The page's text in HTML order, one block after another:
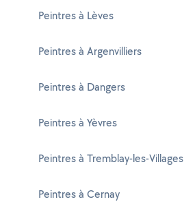
Peintres à Lèves
Peintres à Argenvilliers
Peintres à Dangers
Peintres à Yèvres
Peintres à Tremblay-les-Villages
Peintres à Cernay